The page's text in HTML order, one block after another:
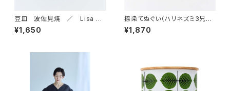
豆皿 波佐見焼 ／ Lisa La
rson リサ・ラーソン
¥1,650
捺染てぬぐい（ハリネズミ3兄
弟・イエロー） ／ Lisa Lars
on リサ・ラーソン
¥1,870